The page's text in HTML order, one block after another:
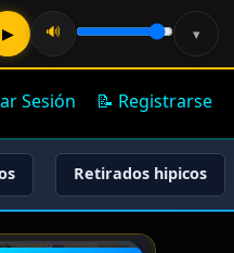
Sesión 📝 Registrarse
Retirados hipicos
▶ 🔊 ▾